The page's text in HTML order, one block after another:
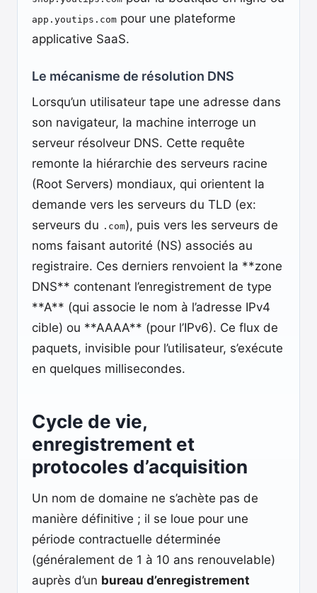
app.youtips.com pour une plateforme
applicative SaaS.
Le mécanisme de résolution DNS
Lorsqu’un utilisateur tape une adresse dans
son navigateur, la machine interroge un
serveur résolveur DNS. Cette requête
remonte la hiérarchie des serveurs racine
(Root Servers) mondiaux, qui orientent la
demande vers les serveurs du TLD (ex:
serveurs du .com), puis vers les serveurs de
noms faisant autorité (NS) associés au
registraire. Ces derniers renvoient la **zone
DNS** contenant l’enregistrement de type
**A** (qui associe le nom à l’adresse IPv4
cible) ou **AAAA** (pour l’IPv6). Ce flux de
paquets, invisible pour l’utilisateur, s’exécute
en quelques millisecondes.
Cycle de vie,
enregistrement et
protocoles d’acquisition
Un nom de domaine ne s’achète pas de
manière définitive ; il se loue pour une
période contractuelle déterminée
(généralement de 1 à 10 ans renouvelable)
auprès d’un bureau d’enregistrement